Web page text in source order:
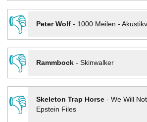
👎
Peter Wolf- 1000 Meilen -
👎
Rammbock- Skinwalker
👎
Skeleton Trap Horse- We Will
Epstein Files